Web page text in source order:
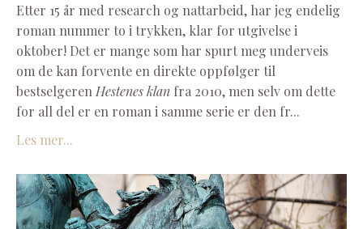
Etter 15 år med research og nattarbeid, har jeg endelig
roman nummer to i trykken, klar for utgivelse i
oktober! Det er mange som har spurt meg underveis
om de kan forvente en direkte oppfølger til
bestselgeren Hestenes klan fra 2010, men selv om dette
for all del er en roman i samme serie er den fr...
Les mer...